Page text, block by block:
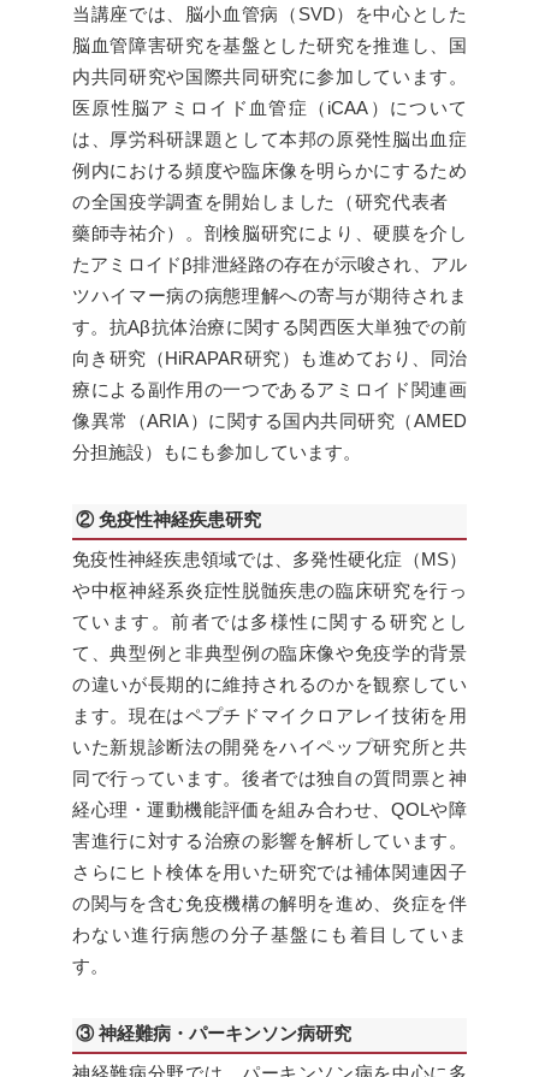
当講座では、脳小血管病（SVD）を中心とした
脳血管障害研究を基盤とした研究を推進し、国
内共同研究や国際共同研究に参加しています。
医原性脳アミロイド血管症（iCAA）について
は、厚労科研課題として本邦の原発性脳出血症
例内における頻度や臨床像を明らかにするため
の全国疫学調査を開始しました（研究代表者
藥師寺祐介）。剖検脳研究により、硬膜を介し
たアミロイドβ排泄経路の存在が示唆され、アル
ツハイマー病の病態理解への寄与が期待されま
す。抗Aβ抗体治療に関する関西医大単独での前
向き研究（HiRAPAR研究）も進めており、同治
療による副作用の一つであるアミロイド関連画
像異常（ARIA）に関する国内共同研究（AMED
分担施設）もにも参加しています。
② 免疫性神経疾患研究
免疫性神経疾患領域では、多発性硬化症（MS）
や中枢神経系炎症性脱髄疾患の臨床研究を行っ
ています。前者では多様性に関する研究とし
て、典型例と非典型例の臨床像や免疫学的背景
の違いが長期的に維持されるのかを観察してい
ます。現在はペプチドマイクロアレイ技術を用
いた新規診断法の開発をハイペップ研究所と共
同で行っています。後者では独自の質問票と神
経心理・運動機能評価を組み合わせ、QOLや障
害進行に対する治療の影響を解析しています。
さらにヒト検体を用いた研究では補体関連因子
の関与を含む免疫機構の解明を進め、炎症を伴
わない進行病態の分子基盤にも着目していま
す。
③ 神経難病・パーキンソン病研究